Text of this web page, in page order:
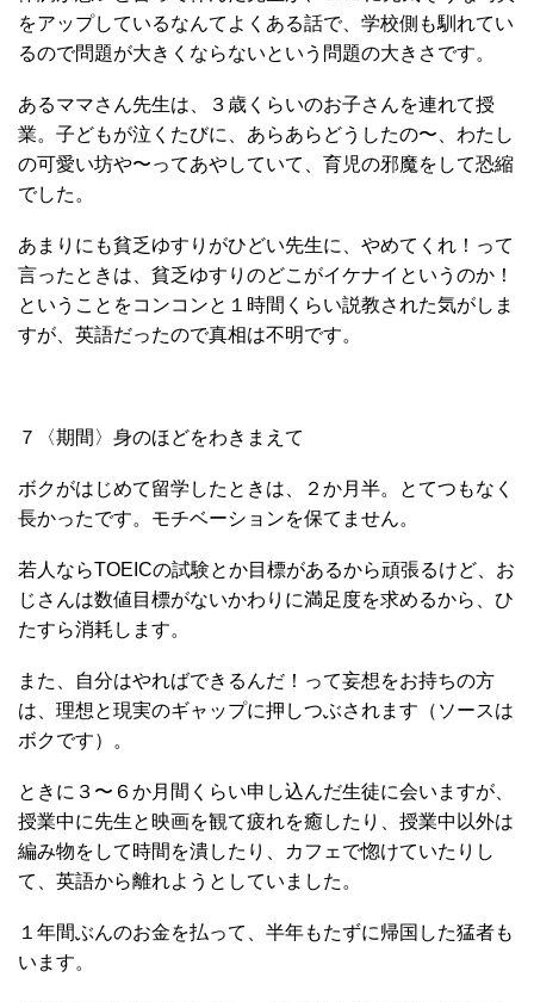
をアップしているなんてよくある話で、学校側も馴れてい
るので問題が大きくならないという問題の大きさです。
あるママさん先生は、３歳くらいのお子さんを連れて授
業。子どもが泣くたびに、あらあらどうしたの〜、わたし
の可愛い坊や〜ってあやしていて、育児の邪魔をして恐縮
でした。
あまりにも貧乏ゆすりがひどい先生に、やめてくれ！って
言ったときは、貧乏ゆすりのどこがイケナイというのか！
ということをコンコンと１時間くらい説教された気がしま
すが、英語だったので真相は不明です。
７〈期間〉身のほどをわきまえて
ボクがはじめて留学したときは、２か月半。とてつもなく
長かったです。モチベーションを保てません。
若人ならTOEICの試験とか目標があるから頑張るけど、お
じさんは数値目標がないかわりに満足度を求めるから、ひ
たすら消耗します。
また、自分はやればできるんだ！って妄想をお持ちの方
は、理想と現実のギャップに押しつぶされます（ソースは
ボクです）。
ときに３〜６か月間くらい申し込んだ生徒に会いますが、
授業中に先生と映画を観て疲れを癒したり、授業中以外は
編み物をして時間を潰したり、カフェで惚けていたりし
て、英語から離れようとしていました。
１年間ぶんのお金を払って、半年もたずに帰国した猛者も
います。